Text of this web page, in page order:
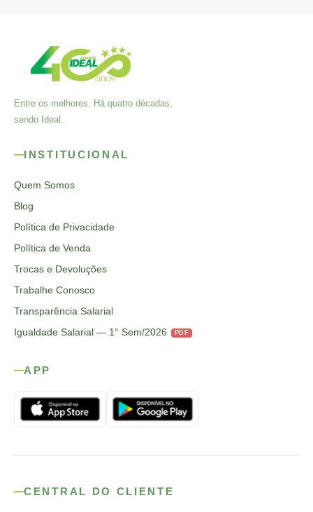
Entre os melhores. Há quatro décadas,
sendo Ideal.
INSTITUCIONAL
Quem Somos
Blog
Política de Privacidade
Política de Venda
Trocas e Devoluções
Trabalhe Conosco
Transparência Salarial
Igualdade Salarial — 1° Sem/2026
PDF
APP
CENTRAL DO CLIENTE